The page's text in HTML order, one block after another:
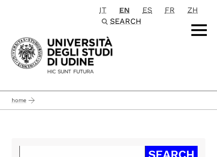
Passa al contenuto principale
IT EN ES FR
ZH
SEARCH
home